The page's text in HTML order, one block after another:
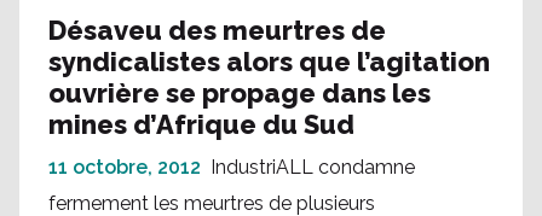
Désaveu des meurtres de
syndicalistes alors que l’agitation
ouvrière se propage dans les
mines d’Afrique du Sud
11 octobre, 2012 IndustriALL condamne
fermement les meurtres de plusieurs